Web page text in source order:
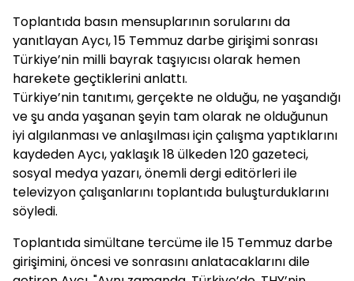
Toplantıda basın mensuplarının sorularını da
yanıtlayan Aycı, 15 Temmuz darbe girişimi sonrası
Türkiye’nin milli bayrak taşıyıcısı olarak hemen
harekete geçtiklerini anlattı.
Türkiye’nin tanıtımı, gerçekte ne olduğu, ne yaşandığı
ve şu anda yaşanan şeyin tam olarak ne olduğunun
iyi algılanması ve anlaşılması için çalışma yaptıklarını
kaydeden Aycı, yaklaşık 18 ülkeden 120 gazeteci,
sosyal medya yazarı, önemli dergi editörleri ile
televizyon çalışanlarını toplantıda buluşturduklarını
söyledi.
Toplantıda simültane tercüme ile 15 Temmuz darbe
girişimini, öncesi ve sonrasını anlatacaklarını dile